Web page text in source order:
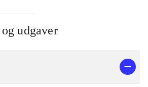
udgaver